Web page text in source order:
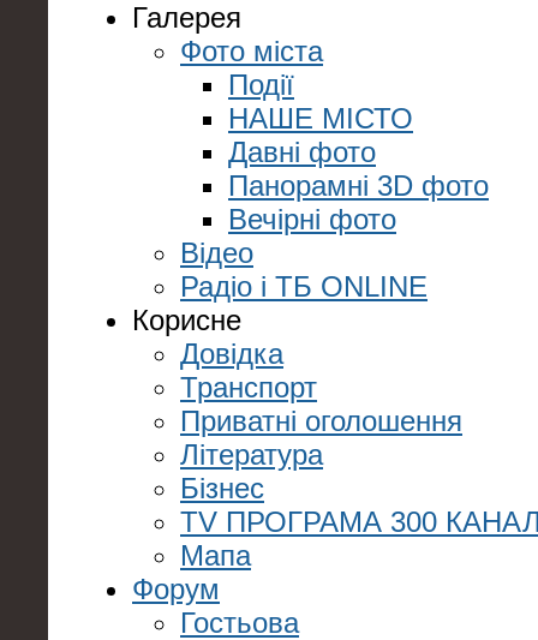
Галерея
Фото міста
Події
НАШЕ МІСТО
Давні фото
Панорамні 3D фото
Вечірні фото
Відео
Радіо і ТБ ONLINE
Корисне
Довідка
Транспорт
Приватні оголошення
Література
Бізнес
TV ПРОГРАМА 300
Мапа
Форум
Гостьова